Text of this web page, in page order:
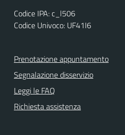
Codice IPA: c_l506
Codice Univoco: UF41I6
Prenotazione appuntamento
Segnalazione disservizio
Leggi le FAQ
Richiesta assistenza